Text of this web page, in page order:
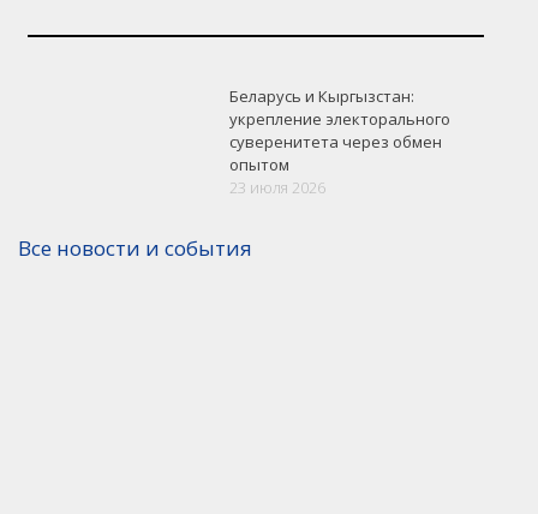
Беларусь и Кыргызстан:
укрепление электорального
суверенитета через обмен
опытом
23 июля 2026
Все новости и события